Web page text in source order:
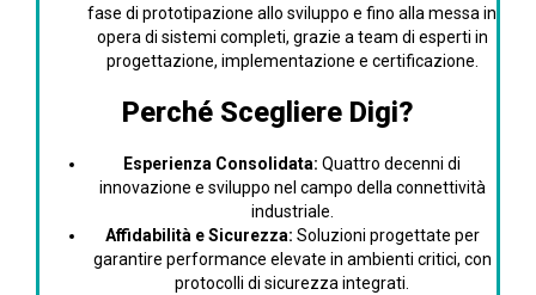
fase di prototipazione allo sviluppo e fino alla messa in
opera di sistemi completi, grazie a team di esperti in
progettazione, implementazione e certificazione.
Perché Scegliere Digi?
Esperienza Consolidata: Quattro decenni di
innovazione e sviluppo nel campo della connettività
industriale.
Affidabilità e Sicurezza: Soluzioni progettate per
garantire performance elevate in ambienti critici, con
protocolli di sicurezza integrati.